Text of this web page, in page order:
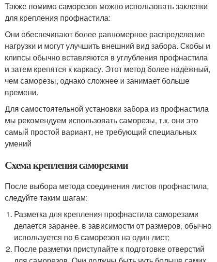
Также помимо саморезов можно использовать заклепки
для крепления профнастила:
Они обеспечивают более равномерное распределение
нагрузки и могут улучшить внешний вид забора. Скобы и
клипсы обычно вставляются в углубления профнастила
и затем крепятся к каркасу. Этот метод более надёжный,
чем саморезы, однако сложнее и занимает больше
времени.
Для самостоятельной установки забора из профнастила
мы рекомендуем использовать саморезы, т.к. они это
самый простой вариант, не требующий специальных
умений
Схема крепления саморезами
После выбора метода соединения листов профнастила,
следуйте таким шагам:
Разметка для крепления профнастила саморезами
делается заранее. в зависимости от размеров, обычно
используется по 6 саморезов на один лист;
После разметки приступайте к подготовке отверстий